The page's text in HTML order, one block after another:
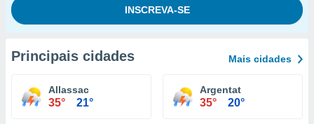
Principais cidades Mais cidades
Allassac
35° 21°
Argentat
35° 20°